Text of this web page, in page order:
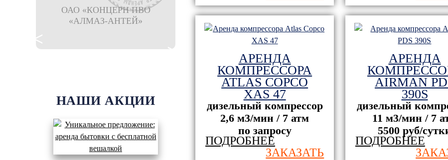
ОАО «КОНЦЕРН ПВО
«АЛМАЗ-АНТЕЙ»
филиал ООО "Тиссен
Шахтбау Гмбх" Южного
ООО
"Нефтегазстройинвест"
ООО
НАШИ АКЦИИ
АРЕНДА
КОМПРЕССОРА
ATLAS COPCO
XAS 47
дизельный компрессор
2,6 м3/мин / 7 атм
по запросу
ПОДРОБНЕЕ
ЗАКАЗАТЬ
АРЕНДА
AIRMAN
390S
дизельный
11 м3/мин / 7
5500 руб/
ПОДРОБНЕЕ